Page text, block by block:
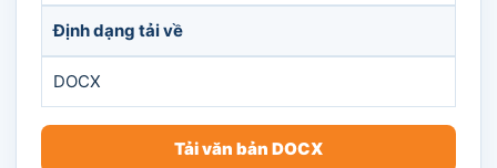
Định dạng tải về
DOCX
Tải văn bản DOCX